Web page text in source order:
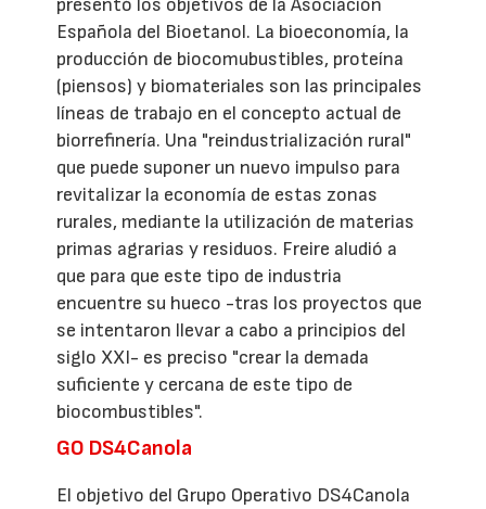
presentó los objetivos de la Asociación
Española del Bioetanol. La bioeconomía, la
producción de biocomubustibles, proteína
(piensos) y biomateriales son las principales
líneas de trabajo en el concepto actual de
biorrefinería. Una "reindustrialización rural"
que puede suponer un nuevo impulso para
revitalizar la economía de estas zonas
rurales, mediante la utilización de materias
primas agrarias y residuos. Freire aludió a
que para que este tipo de industria
encuentre su hueco -tras los proyectos que
se intentaron llevar a cabo a principios del
siglo XXI- es preciso "crear la demada
suficiente y cercana de este tipo de
biocombustibles".
GO DS4Canola
El objetivo del Grupo Operativo DS4Canola